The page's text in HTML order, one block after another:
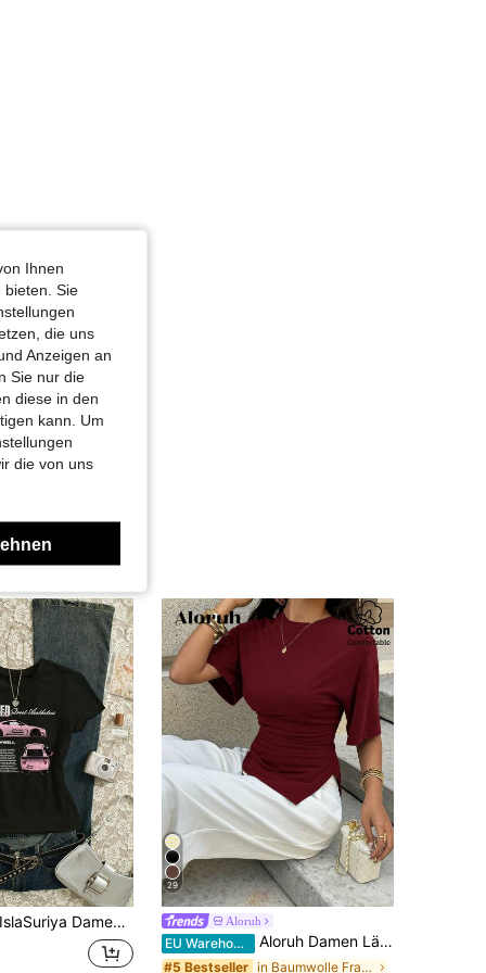
IslaSuriya Damen Lässig bedrucktes Kurzarm Rundhals T-Shirt
29
Aloruh
EU Warehouse Aloruh Damen Lässig vielseitiges braunes T-Shirt, Sommer T-Shirt, Rundhals T-Shirt, tailleneingeengtes asymmetrisches T-Shirt
#5 Bestseller in Baumwolle Frauen T-Shirts
Ihnen
bieten. Sie
die uns
Anzeigen an
Sie nur die
diese in den
kann. Um
die von uns